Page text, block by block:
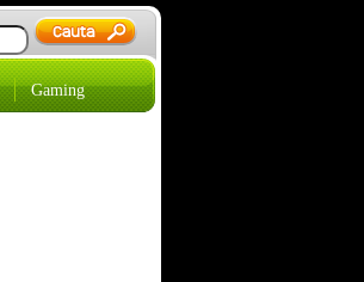
Gaming